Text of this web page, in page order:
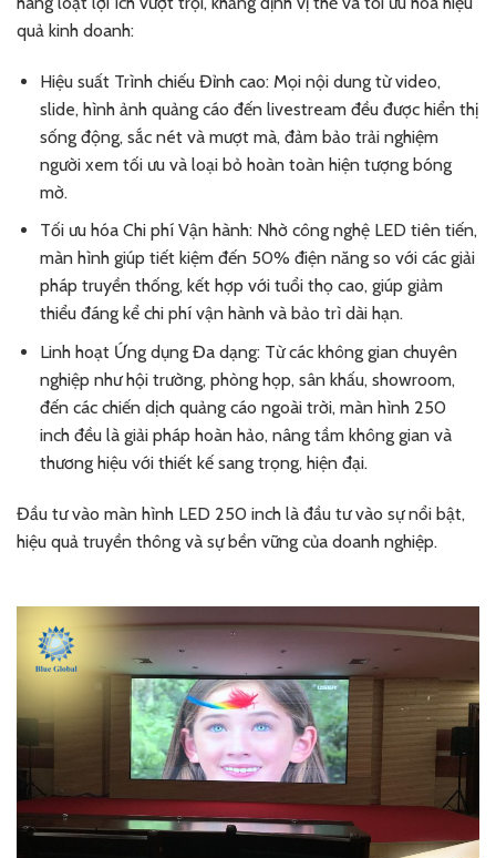
quả kinh doanh:
Hiệu suất Trình chiếu Đỉnh cao: Mọi nội dung từ video,
slide, hình ảnh quảng cáo đến livestream đều được hiển thị
sống động, sắc nét và mượt mà, đảm bảo trải nghiệm
người xem tối ưu và loại bỏ hoàn toàn hiện tượng bóng
mờ.
Tối ưu hóa Chi phí Vận hành: Nhờ công nghệ LED tiên tiến,
màn hình giúp tiết kiệm đến 50% điện năng so với các giải
pháp truyền thống, kết hợp với tuổi thọ cao, giúp giảm
thiểu đáng kể chi phí vận hành và bảo trì dài hạn.
Linh hoạt Ứng dụng Đa dạng: Từ các không gian chuyên
nghiệp như hội trường, phòng họp, sân khấu, showroom,
đến các chiến dịch quảng cáo ngoài trời, màn hình 250
inch đều là giải pháp hoàn hảo, nâng tầm không gian và
thương hiệu với thiết kế sang trọng, hiện đại.
Đầu tư vào màn hình LED 250 inch là đầu tư vào sự nổi bật,
hiệu quả truyền thông và sự bền vững của doanh nghiệp.